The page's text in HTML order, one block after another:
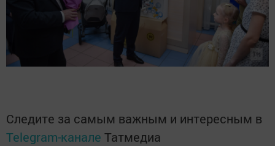
Следите за самым важным и интересным в
Telegram-канале Татмедиа